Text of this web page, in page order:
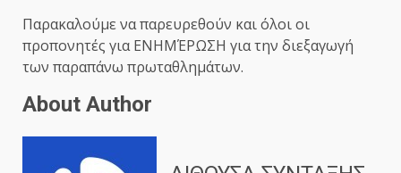
Παρακαλούμε να παρευρεθούν και όλοι οι
προπονητές για ΕΝΗΜΈΡΩΣΗ για την διεξαγωγή
των παραπάνω πρωταθλημάτων.
About Author